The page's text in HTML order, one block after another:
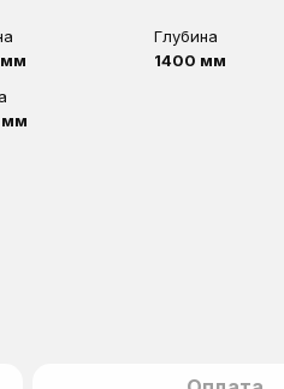
Глубина
1400 мм
мм